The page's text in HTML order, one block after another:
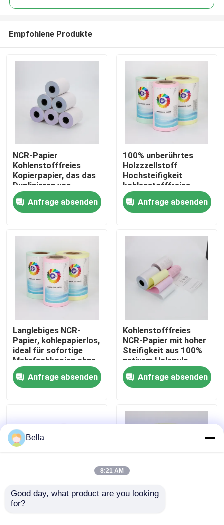
Zu Hause
Produkte
Über uns
Werksbesichtigung
Qualitätskontrolle
Neuigkeiten
Empfohlene Produkte
NCR-Papier
Kohlenstofffreies
Kopierpapier, das das
Duplizieren von
Dokumenten mit klar
lesbaren Kopien
ermöglicht, perfekt
Geschäftszwecke
Anfrage absenden
100% unberührtes
Holzzzellstoff
Hochsteifigkeit
kohlenstofffreies
NCR-Papier,
Mikrophorpapier
Anfrage absenden
Langlebiges NCR-
Papier, kohlepapierlos,
ideal für sofortige
Mehrfachkopien ohne
herkömmliche
Kohlepapiere
Anfrage absenden
Kohlenstofffreies
NCR-Papier mit hoher
Steifigkeit aus 100%
nativem Holzpulp
Anfrage absenden
NCR-Papier
Bella
8:21 AM
Good day, what product are you looking
for?